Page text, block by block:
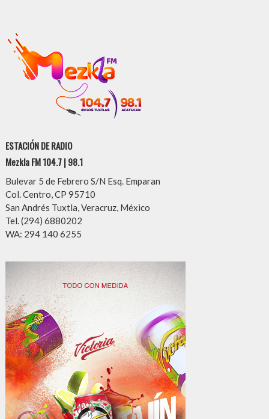
ESTACIÓN DE RADIO
Mezkla FM 104.7 | 98.1
Bulevar 5 de Febrero S/N Esq. Emparan
Col. Centro, CP 95710
San Andrés Tuxtla, Veracruz, México
Tel. (294) 6880202
WA: 294 140 6255